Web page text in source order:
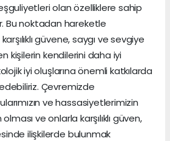
olan özelliklere sahip
Bu noktadan hareketle
güvene, saygı ve sevgiye
kişilerin kendilerini daha iyi
iyi oluşlarına önemli katkılarda
Çevremizde
ve hassasiyetlerimizin
ve onlarla karşılıklı güven,
ilişkilerde bulunmak